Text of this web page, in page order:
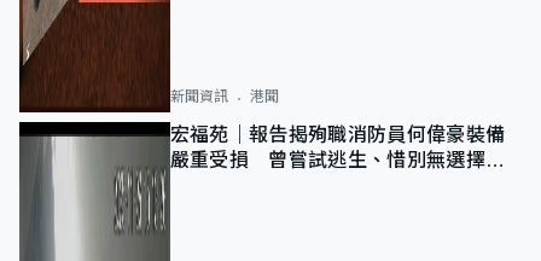
新聞資訊 港聞
宏福苑｜報告揭殉職消防員何偉豪裝備
嚴重受損 曾嘗試逃生、惜別無選擇下